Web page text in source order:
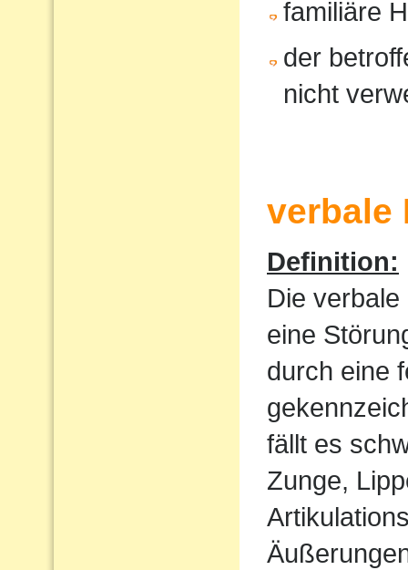
familiäre
der
nicht
verbale
Definition:
Die
eine
durch eine
fällt es
Zunge,